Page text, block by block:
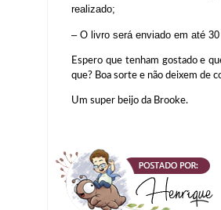
realizado;
– O livro será enviado em até
Espero que tenham gostado e
que? Boa sorte e não deixem de
Um super beijo da Brooke.